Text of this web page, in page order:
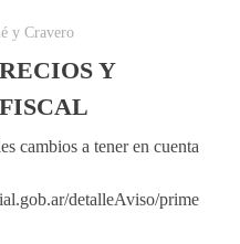
y Cravero
Y
cambios a tener en cuenta
detalleAviso/prime